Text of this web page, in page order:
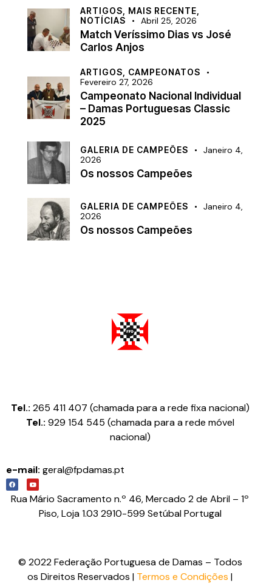
ARTIGOS, MAIS RECENTE,
NOTÍCIAS
Abril 25, 2026
Match Veríssimo Dias vs José
Carlos Anjos
ARTIGOS, CAMPEONATOS
Fevereiro 27, 2026
Campeonato Nacional Individual
– Damas Portuguesas Classic
2025
GALERIA DE CAMPEÕES
Janeiro 4,
2026
Os nossos Campeões
GALERIA DE CAMPEÕES
Janeiro 4,
2026
Os nossos Campeões
Tel.: 265 411 407 (chamada para a rede fixa nacional)
Tel.: 929 154 545 (chamada para a rede móvel
nacional)
e-mail: geral@fpdamas.pt
Rua Mário Sacramento n.º 46, Mercado 2 de Abril – 1º
Piso, Loja 1.03 2910-599 Setúbal Portugal
© 2022 Federação Portuguesa de Damas – Todos
os Direitos Reservados | Termos e Condições |